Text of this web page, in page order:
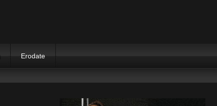
Erodate